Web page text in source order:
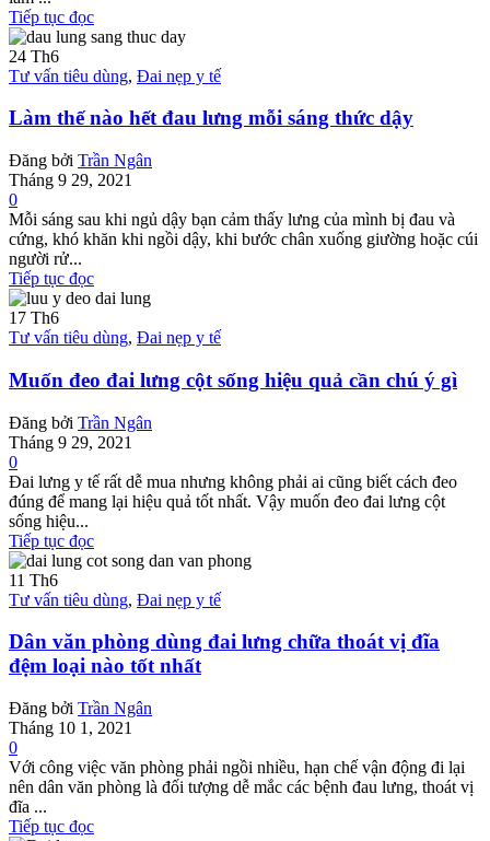
Tiếp tục đọc
24 Th6
Tư vấn tiêu dùng, Đai nẹp y tế
Làm thế nào hết đau lưng mỗi sáng thức dậy
Đăng bởi Trần Ngân
Tháng 9 29, 2021
0
Mỗi sáng sau khi ngủ dậy bạn cảm thấy lưng của mình bị đau và
cứng, khó khăn khi ngồi dậy, khi bước chân xuống giường hoặc cúi
người rử...
Tiếp tục đọc
17 Th6
Tư vấn tiêu dùng, Đai nẹp y tế
Muốn đeo đai lưng cột sống hiệu quả cần chú ý gì
Đăng bởi Trần Ngân
Tháng 9 29, 2021
0
Đai lưng y tế rất dễ mua nhưng không phải ai cũng biết cách đeo
đúng để mang lại hiệu quả tốt nhất. Vậy muốn đeo đai lưng cột
sống hiệu...
Tiếp tục đọc
11 Th6
Tư vấn tiêu dùng, Đai nẹp y tế
Dân văn phòng dùng đai lưng chữa thoát vị đĩa
đệm loại nào tốt nhất
Đăng bởi Trần Ngân
Tháng 10 1, 2021
0
Với công việc văn phòng phải ngồi nhiều, hạn chế vận động đi lại
nên dân văn phòng là đối tượng dễ mắc các bệnh đau lưng, thoát vị
đĩa ...
Tiếp tục đọc